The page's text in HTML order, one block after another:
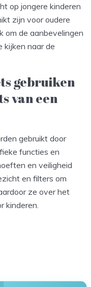
op jongere kinderen
zijn voor oudere
om de aanbevelingen
kijken naar de
gebruiken
van een
gebruikt door
functies en
en veiligheid
en filters om
ze over het
kinderen.